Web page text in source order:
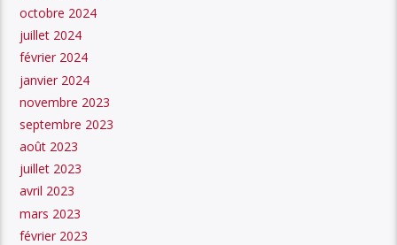
octobre 2024
juillet 2024
février 2024
janvier 2024
novembre 2023
septembre 2023
août 2023
juillet 2023
avril 2023
mars 2023
février 2023